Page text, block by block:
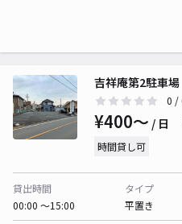
吉祥庵第2駐車場
0 /
¥400〜 / 日
時間貸し可
貸出時間
00:00 〜15:00
タイプ
平置き